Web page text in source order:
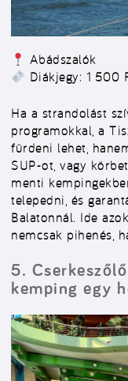
Abádszalók
Diákjegy: 1 500
Ha a strandolást
programokkal, a
fürdeni lehet,
SUP-ot, vagy
menti
telepedni, és
Balatonnál. Ide
nemcsak pihenés,
5.
kemping egy